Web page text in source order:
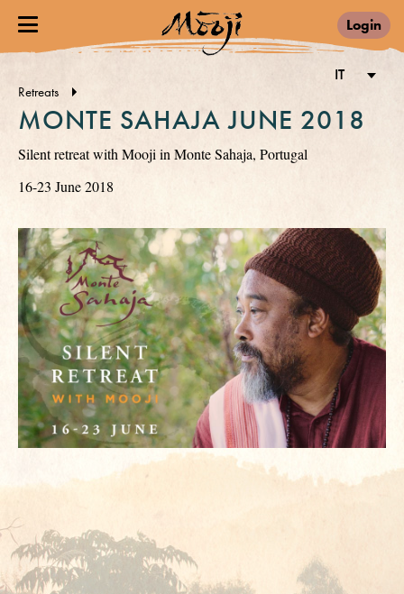
Login
Retreats
MONTE SAHAJA JUNE 2018
Silent retreat with Mooji in Monte Sahaja, Portugal
16-23 June 2018
IT